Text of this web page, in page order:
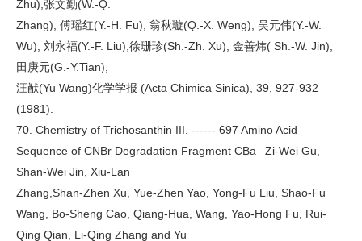
Zhu),张文勤(W.-Q.
Zhang), 傅瑶红(Y.-H. Fu), 翁秋璇(Q.-X. Weng), 吴元伟(Y.-W.
Wu), 刘永福(Y.-F. Liu),徐珊珍(Sh.-Zh. Xu), 金善炜( Sh.-W. Jin),
田庚元(G.-Y.Tian),
汪猷(Yu Wang)化学学报 (Acta Chimica Sinica), 39, 927-932
(1981).
70. Chemistry of Trichosanthin III. ------ 697 Amino Acid
Sequence of CNBr Degradation Fragment CBa Zi-Wei Gu,
Shan-Wei Jin, Xiu-Lan
Zhang,Shan-Zhen Xu, Yue-Zhen Yao, Yong-Fu Liu, Shao-Fu
Wang, Bo-Sheng Cao, Qiang-Hua, Wang, Yao-Hong Fu, Rui-
Qing Qian, Li-Qing Zhang and Yu